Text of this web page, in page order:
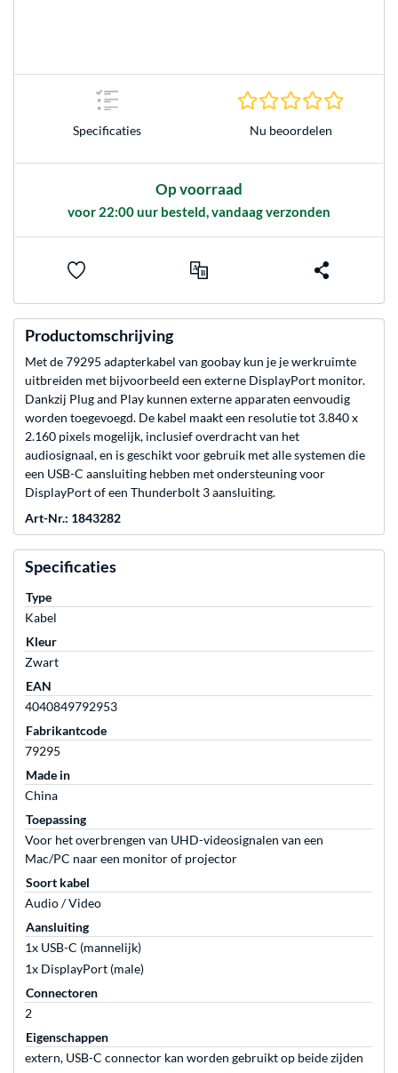
Specificaties Nu beoordelen
Op voorraad
voor 22:00 uur besteld, vandaag verzonden
Productomschrijving
Met de 79295 adapterkabel van goobay kun je je werkruimte
uitbreiden met bijvoorbeeld een externe DisplayPort monitor.
Dankzij Plug and Play kunnen externe apparaten eenvoudig
worden toegevoegd. De kabel maakt een resolutie tot 3.840 x
2.160 pixels mogelijk, inclusief overdracht van het
audiosignaal, en is geschikt voor gebruik met alle systemen die
een USB-C aansluiting hebben met ondersteuning voor
DisplayPort of een Thunderbolt 3 aansluiting.
Art-Nr.: 1843282
Specificaties
Type
Kabel
Kleur
Zwart
EAN
4040849792953
Fabrikantcode
79295
Made in
China
Toepassing
Voor het overbrengen van UHD-videosignalen van een
Mac/PC naar een monitor of projector
Soort kabel
Audio / Video
Aansluiting
1x USB-C (mannelijk)
1x DisplayPort (male)
Connectoren
2
Eigenschappen
extern, USB-C connector kan worden gebruikt op beide zijden